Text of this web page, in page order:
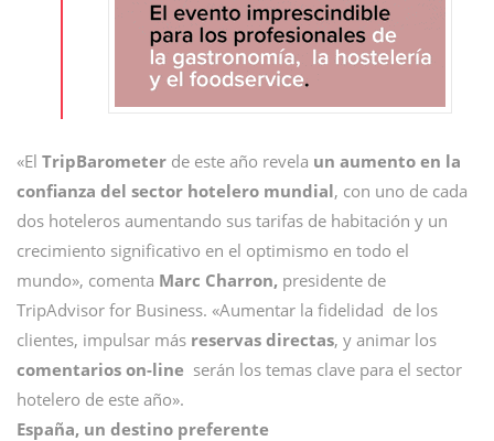
«El TripBarometer de este año revela un aumento en la
confianza del sector hotelero mundial, con uno de cada
dos hoteleros aumentando sus tarifas de habitación y un
crecimiento significativo en el optimismo en todo el
mundo», comenta Marc Charron, presidente de
TripAdvisor for Business. «Aumentar la fidelidad de los
clientes, impulsar más reservas directas, y animar los
comentarios on-line serán los temas clave para el sector
hotelero de este año».
España, un destino preferente